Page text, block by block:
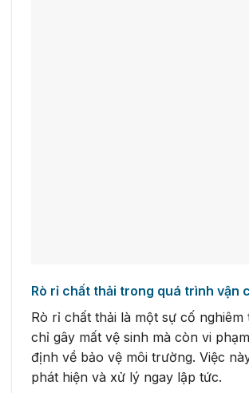
Rò rỉ chất thải trong quá trình vận
Rò rỉ chất thải là một sự cố
chỉ gây mất vệ sinh mà còn vi
định về bảo vệ môi trường. Việc
phát hiện và xử lý ngay lập tức.